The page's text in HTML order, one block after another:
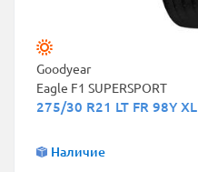
Goodyear
Eagle F1 SUPERSPORT
275/30 R21 LT FR 98Y XL
Наличие